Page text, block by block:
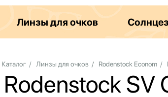
Линзы для очков
Каталог / Линзы для очков / Rodenstock Econom /
Rodenstock SV